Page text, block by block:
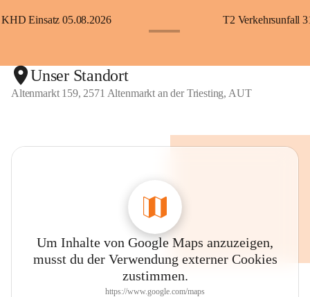
KHD Einsatz 05.08.2026 T2 Verkehrsunfall
Unser Standort
Altenmarkt 159, 2571 Altenmarkt an der Triesting, AUT
Um Inhalte von Google Maps anzuzeigen,
musst du der Verwendung externer Cookies
zustimmen.
https://www.google.com/maps